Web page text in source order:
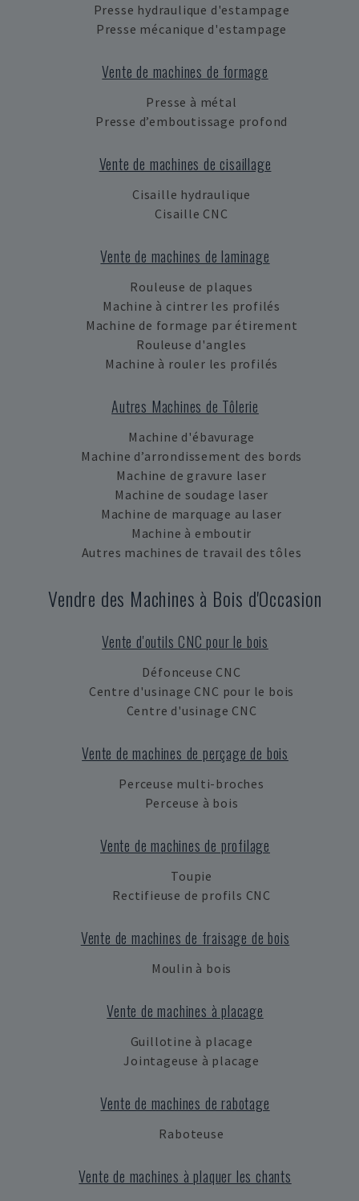
Presse hydraulique d'estampage
Presse mécanique d'estampage
Vente de machines de formage
Presse à métal
Presse d’emboutissage profond
Vente de machines de cisaillage
Cisaille hydraulique
Cisaille CNC
Vente de machines de laminage
Rouleuse de plaques
Machine à cintrer les profilés
Machine de formage par étirement
Rouleuse d'angles
Machine à rouler les profilés
Autres Machines de Tôlerie
Machine d'ébavurage
Machine d’arrondissement des bords
Machine de gravure laser
Machine de soudage laser
Machine de marquage au laser
Machine à emboutir
Autres machines de travail des tôles
Vendre des Machines à Bois d'Occasion
Vente d'outils CNC pour le bois
Défonceuse CNC
Centre d'usinage CNC pour le bois
Centre d'usinage CNC
Vente de machines de perçage de bois
Perceuse multi-broches
Perceuse à bois
Vente de machines de profilage
Toupie
Rectifieuse de profils CNC
Vente de machines de fraisage de bois
Moulin à bois
Vente de machines à placage
Guillotine à placage
Jointageuse à placage
Vente de machines de rabotage
Raboteuse
Vente de machines à plaquer les chants